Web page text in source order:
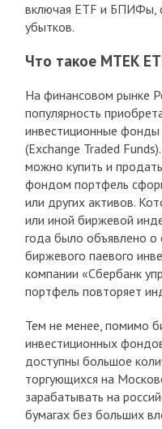
включая ETF и БПИФы,
убытков.
Что такое MTEK
На финансовом рынке
популярность
инвестиционные фонды
(Exchange Traded
можно купить и
фондом портфель
или других активов.
или иной биржевой
года было объявлено о
биржевого паевого
компании «Сбербанк
портфель повторяет
Тем не менее, помимо
инвестиционных
доступны большое
торгующихся на
зарабатывать на
бумагах без больших